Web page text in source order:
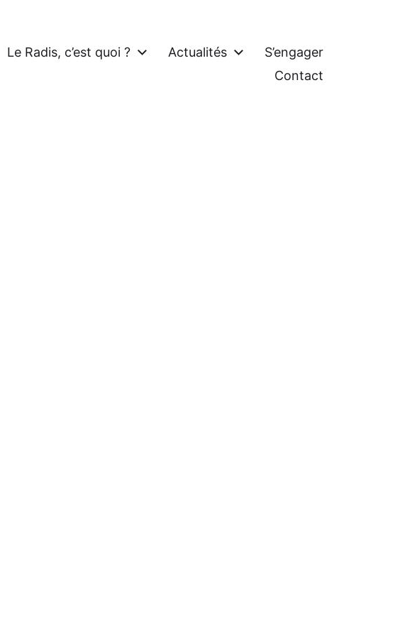
Le Radis, c’est quoi ? Actualités
S’engager
Contact